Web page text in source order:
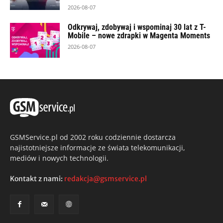
2026-08-07
Odkrywaj, zdobywaj i wspominaj 30 lat z T-
Mobile – nowe zdrapki w Magenta Moments
2026-08-07
GSMService.pl od 2002 roku codziennie dostarcza
najistotniejsze informacje ze świata telekomunikacji,
mediów i nowych technologii.
Kontakt z nami: redakcja@gsmservice.pl